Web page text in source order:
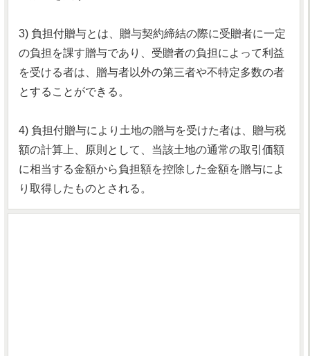
3) 負担付贈与とは、贈与契約締結の際に受贈者に一定
の負担を課す贈与であり、受贈者の負担によって利益
を受ける者は、贈与者以外の第三者や不特定多数の者
とすることができる。
4) 負担付贈与により土地の贈与を受けた者は、贈与税
額の計算上、原則として、当該土地の通常の取引価額
に相当する金額から負担額を控除した金額を贈与によ
り取得したものとされる。